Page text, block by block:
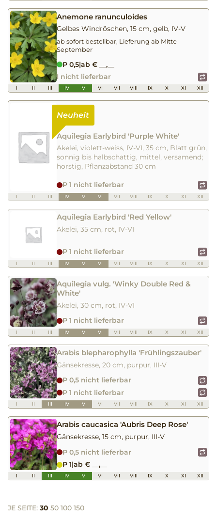
Anemone ranunculoides
Gelbes Windröschen, 15 cm, gelb, IV-V
ab sofort bestellbar, Lieferung ab Mitte
September
P 0,5|ab € __,__
I nicht lieferbar
I II III IV V VI VII VIII IX X XI XII
Aquilegia Earlybird 'Purple White'
Akelei, violett-weiss, IV-VI, 35 cm, Blatt grün,
sonnig bis halbschattig, mittel, versamend;
horstig, Pflanzabstand 30 cm
P 1 nicht lieferbar
I II III IV V VI VII VIII IX X XI XII
Aquilegia Earlybird 'Red Yellow'
Akelei, 35 cm, rot, IV-VI
P 1 nicht lieferbar
I II III IV V VI VII VIII IX X XI XII
Aquilegia vulg. 'Winky Double Red &
White'
Akelei, 30 cm, rot, IV-VI
P 1 nicht lieferbar
I II III IV V VI VII VIII IX X XI XII
Arabis blepharophylla 'Frühlingszauber'
Gänsekresse, 20 cm, purpur, III-V
P 0,5 nicht lieferbar
P 1 nicht lieferbar
I II III IV V VI VII VIII IX X XI XII
Arabis caucasica 'Aubris Deep Rose'
Gänsekresse, 15 cm, purpur, III-V
P 0,5 nicht lieferbar
P 1|ab € __,__
I II III IV V VI VII VIII IX X XI XII
JE SEITE: 30 50 100 150